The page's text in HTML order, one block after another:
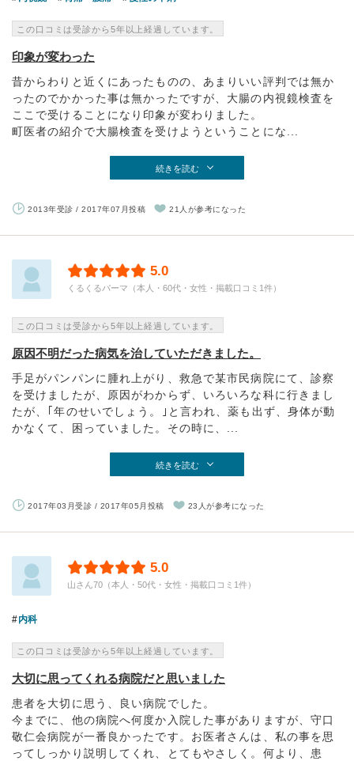
この口コミは受診から5年以上経過しています。
印象が変わった
昔からわりと近くにあったものの、あまりいい評判では無か
ったのでかかった事は無かったですが、大腸の内視鏡検査を
ここで受けることになり印象が変わりました。
町医者の紹介で大腸検査を受けようということにな...
続きを読む
2013年受診 / 2017年07月投稿 21人が参考になった
5.0
くるくるパーマ（本人・60代・女性・掲載口コミ1件）
この口コミは受診から5年以上経過しています。
原因不明だった病気を治していただきました。
手足がパンパンに腫れ上がり、救急で某市民病院にて、診察
を受けましたが、原因がわからず、いろいろな科に行きまし
たが、｢年のせいでしょう。｣と言われ、薬も出ず、身体が動
かなくて、困っていました。その時に、...
続きを読む
2017年03月受診 / 2017年05月投稿 23人が参考になった
5.0
山さん70（本人・50代・女性・掲載口コミ1件）
内科
この口コミは受診から5年以上経過しています。
大切に思ってくれる病院だと思いました
患者を大切に思う、良い病院でした。
今までに、他の病院へ何度か入院した事がありますが、守口
敬仁会病院が一番良かったです。お医者さんは、私の事を思
ってしっかり説明してくれ、とてもやさしく。何より、患